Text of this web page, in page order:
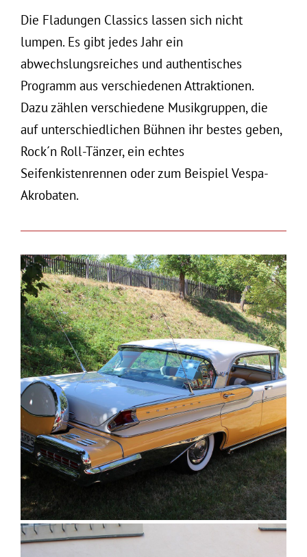
Die Fladungen Classics lassen sich nicht
lumpen. Es gibt jedes Jahr ein
abwechslungsreiches und authentisches
Programm aus verschiedenen Attraktionen.
Dazu zählen verschiedene Musikgruppen, die
auf unterschiedlichen Bühnen ihr bestes geben,
Rock´n Roll-Tänzer, ein echtes
Seifenkistenrennen oder zum Beispiel Vespa-
Akrobaten.